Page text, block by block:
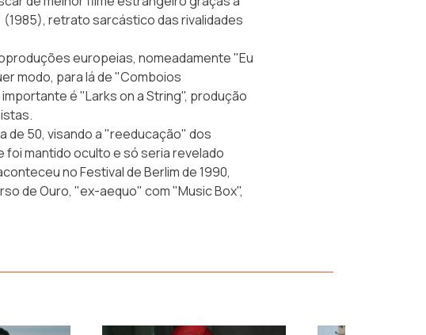
retrato sarcástico das rivalidades
europeias, nomeadamente "Eu
modo, para lá de "Comboios
é "Larks on a String", produção
de 50, visando a "reeducação" dos
mantido oculto e só seria revelado
no Festival de Berlim de1990,
de Ouro, "ex-aequo" com "Music Box",